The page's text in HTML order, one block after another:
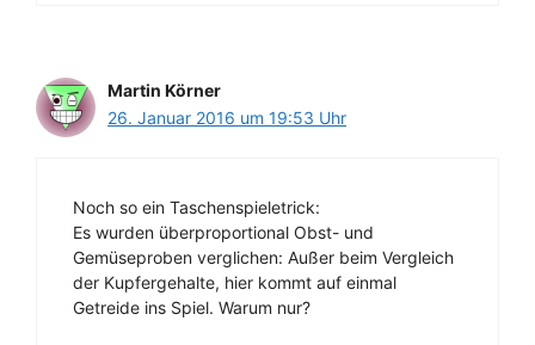
Martin Körner
26. Januar 2016 um 19:53 Uhr
Noch so ein Taschenspieletrick:
Es wurden überproportional Obst- und
Gemüseproben verglichen: Außer beim Vergleich
der Kupfergehalte, hier kommt auf einmal
Getreide ins Spiel. Warum nur?